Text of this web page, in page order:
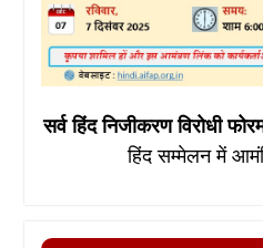
सर्व हिंद निजीकरण विरोधी
हिंद सम्मेलन में